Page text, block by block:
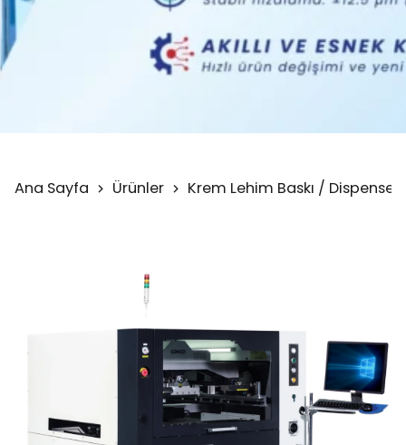
Ana Sayfa Ürünler Krem Lehim Baskı / Dispenser